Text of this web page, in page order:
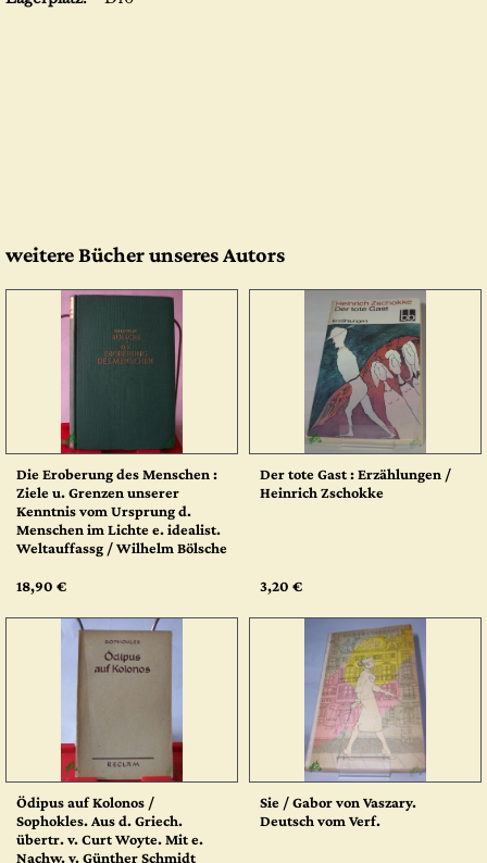
weitere Bücher unseres Autors
Die Eroberung des Menschen :
Ziele u. Grenzen unserer
Kenntnis vom Ursprung d.
Menschen im Lichte e. idealist.
Weltauffassg / Wilhelm Bölsche
18,90 €
Der tote Gast : Erzählungen /
Heinrich Zschokke
3,20 €
Ödipus auf Kolonos /
Sophokles. Aus d. Griech.
übertr. v. Curt Woyte. Mit e.
Nachw. v. Günther Schmidt
Sie / Gabor von Vaszary.
Deutsch vom Verf.